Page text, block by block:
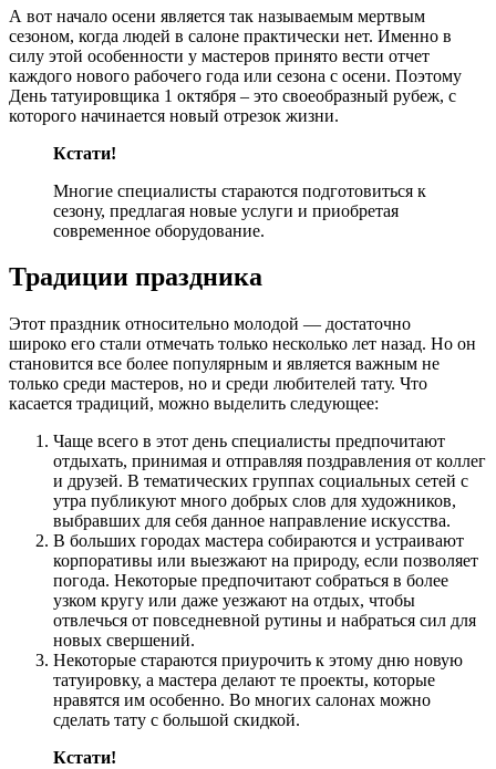
А вот начало осени является так называемым мертвым
сезоном, когда людей в салоне практически нет. Именно в
силу этой особенности у мастеров принято вести отчет
каждого нового рабочего года или сезона с осени. Поэтому
День татуировщика 1 октября – это своеобразный рубеж, с
которого начинается новый отрезок жизни.
Кстати!
Многие специалисты стараются подготовиться к
сезону, предлагая новые услуги и приобретая
современное оборудование.
Традиции праздника
Этот праздник относительно молодой — достаточно
широко его стали отмечать только несколько лет назад. Но он
становится все более популярным и является важным не
только среди мастеров, но и среди любителей тату. Что
касается традиций, можно выделить следующее:
Чаще всего в этот день специалисты предпочитают
отдыхать, принимая и отправляя поздравления от коллег
и друзей. В тематических группах социальных сетей с
утра публикуют много добрых слов для художников,
выбравших для себя данное направление искусства.
В больших городах мастера собираются и устраивают
корпоративы или выезжают на природу, если позволяет
погода. Некоторые предпочитают собраться в более
узком кругу или даже уезжают на отдых, чтобы
отвлечься от повседневной рутины и набраться сил для
новых свершений.
Некоторые стараются приурочить к этому дню новую
татуировку, а мастера делают те проекты, которые
нравятся им особенно. Во многих салонах можно
сделать тату с большой скидкой.
Кстати!